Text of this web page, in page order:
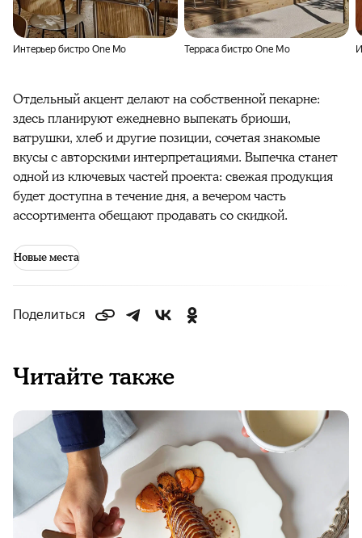
Интерьер бистро One Mo Терраса бистро One Mo
Отдельный акцент делают на собственной пекарне:
здесь планируют ежедневно выпекать бриоши,
ватрушки, хлеб и другие позиции, сочетая знакомые
вкусы с авторскими интерпретациями. Выпечка станет
одной из ключевых частей проекта: свежая продукция
будет доступна в течение дня, а вечером часть
ассортимента обещают продавать со скидкой.
Новые места
Поделиться
Читайте также